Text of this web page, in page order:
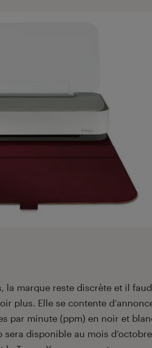
la marque reste discrète et il
plus. Elle se contente
par minute (ppm) en noir et
sera disponible au mois